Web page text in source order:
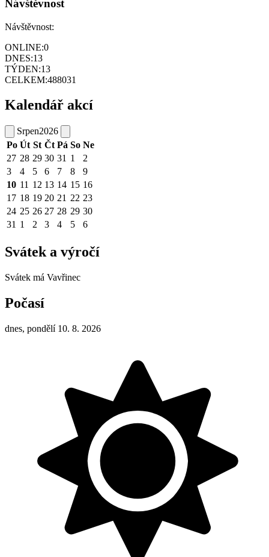
Návštěvnost
Návštěvnost:
ONLINE:0
DNES:13
TÝDEN:13
CELKEM:488031
Kalendář akcí
Srpen2026
Po Út St Čt Pá So Ne
27 28 29 30 31 1
2
3
4 5 6 7 8
9
10 11 12 13 14 15 16
17 18 19 20 21 22 23
24 25 26 27 28 29 30
31 1 2 3 4 5 6
Svátek a výročí
Svátek má Vavřinec
Počasí
dnes, pondělí 10. 8. 2026